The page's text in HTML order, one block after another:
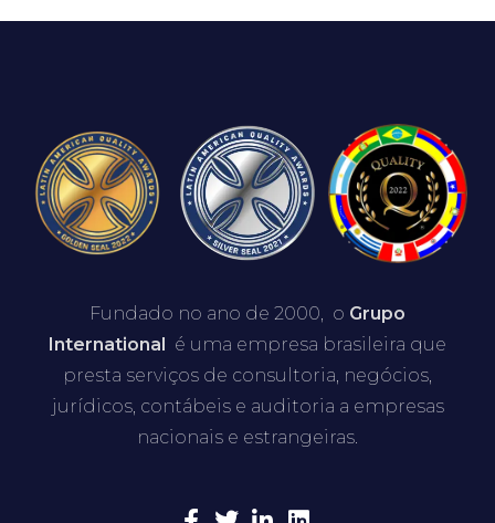
Fundado no ano de 2000, o Grupo
International
é uma empresa brasileira que
presta serviços de consultoria, negócios,
jurídicos, contábeis e auditoria a empresas
nacionais e estrangeiras.